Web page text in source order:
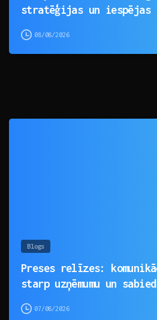
stratēģijas un iespējas
08/08/2026
Blogs
Preses relīzes:
starp uzņēmumu un
07/08/2026